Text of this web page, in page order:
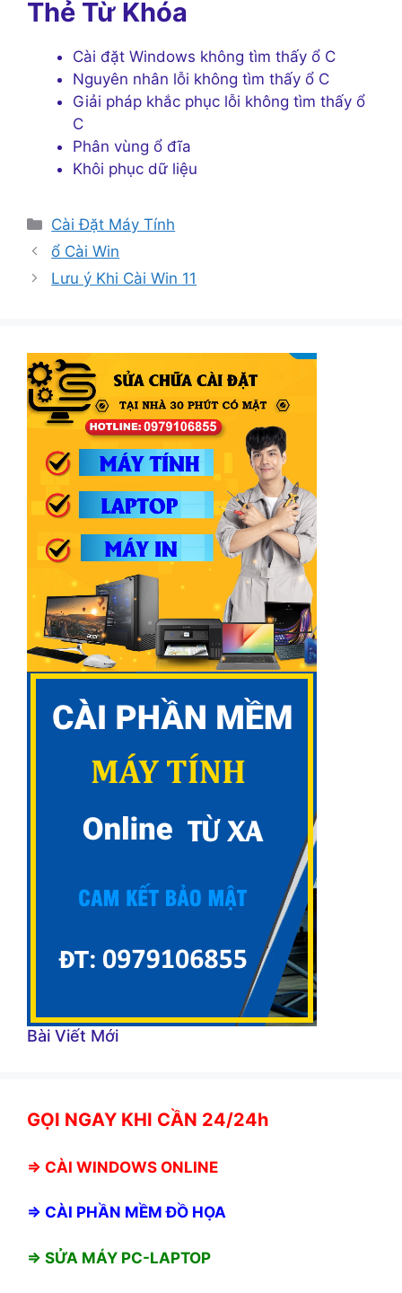
Thẻ Từ Khóa
Cài đặt Windows không tìm thấy ổ C
Nguyên nhân lỗi không tìm thấy ổ C
Giải pháp khắc phục lỗi không tìm thấy ổ
C
Phân vùng ổ đĩa
Khôi phục dữ liệu
Danh
mục
Cài Đặt Máy Tính
ổ Cài Win
Lưu ý Khi Cài Win 11
Bài Viết Mới
GỌI NGAY KHI CẦN 24/24h
⇒ CÀI WINDOWS ONLINE
⇒ CÀI PHẦN MỀM ĐỒ HỌA
⇒ SỬA MÁY PC-LAPTOP